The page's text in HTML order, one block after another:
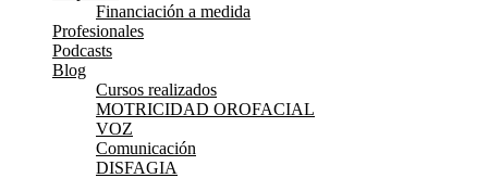
Financiación a medida
Profesionales
Podcasts
Blog
Cursos realizados
MOTRICIDAD OROFACIAL
VOZ
Comunicación
DISFAGIA